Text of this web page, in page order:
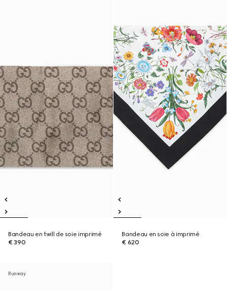
Bandeau en twill de soie imprimé
€ 390
Bandeau en soie à imprimé
€ 620
Runway